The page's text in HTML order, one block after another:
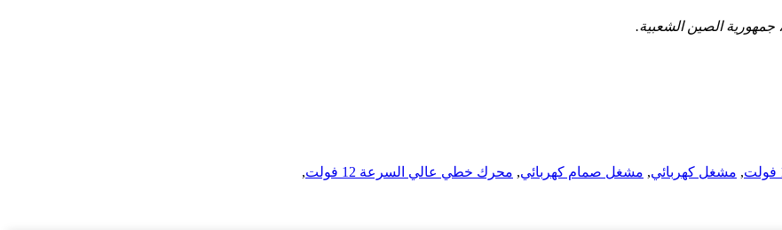
, مشغل كهربائي, مشغل صمام كهربائي, محرك خطي عالي السرعة 12 فولت ,